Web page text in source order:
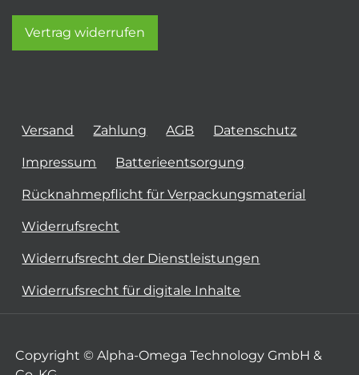
Vertrag widerrufen
Versand Zahlung AGB Datenschutz
Impressum Batterieentsorgung
Rücknahmepflicht für Verpackungsmaterial
Widerrufsrecht
Widerrufsrecht der Dienstleistungen
Widerrufsrecht für digitale Inhalte
Copyright © Alpha-Omega Technology GmbH &